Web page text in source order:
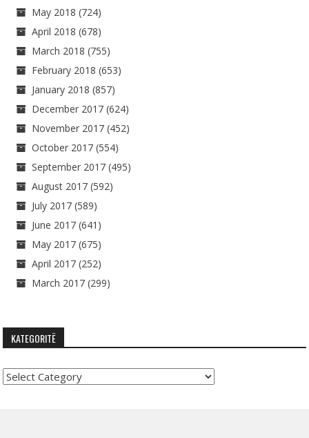
May 2018 (724)
April 2018 (678)
March 2018 (755)
February 2018 (653)
January 2018 (857)
December 2017 (624)
November 2017 (452)
October 2017 (554)
September 2017 (495)
August 2017 (592)
July 2017 (589)
June 2017 (641)
May 2017 (675)
April 2017 (252)
March 2017 (299)
KATEGORITË
Kategoritë